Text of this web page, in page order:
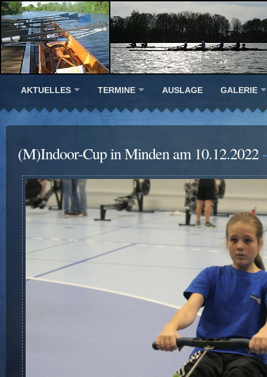
AKTUELLES TERMINE AUSLAGE GALERIE
(M)Indoor-Cup in Minden am 10.12.2022-